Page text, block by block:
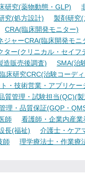
研究(薬物動態・GLP)
究(処方設計)
製剤研究
CRA(臨床開発モニター)
ジャーCRA(臨床開発モニ
ター(クリニカル・セイフ
造販売後調査)
SMA(治
床研究CRC(治験コーデ
・技術営業・アプリケー
質管理・試験担当(QC)(
理・品質保証(GQP・
師 看護師・企業内産
長(福祉)
介護士・ケア
師 理学療法士・作業療